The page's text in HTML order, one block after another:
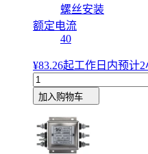
螺丝安装
额定电流
40
¥83.26起工作日内预计
加入购物车